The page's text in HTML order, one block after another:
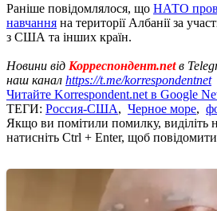
Раніше повідомлялося, що НАТО
навчання на території Албанії за
з США та інших країн.
Новини від Корреспондент.netв
наш канал https://t.me/korrespondentnet
Читайте Korrespondent.net в Google
ТЕГИ: Россия-США, Черное море,
Якщо ви помітили помилку, виділіть
натисніть Ctrl + Enter, щоб